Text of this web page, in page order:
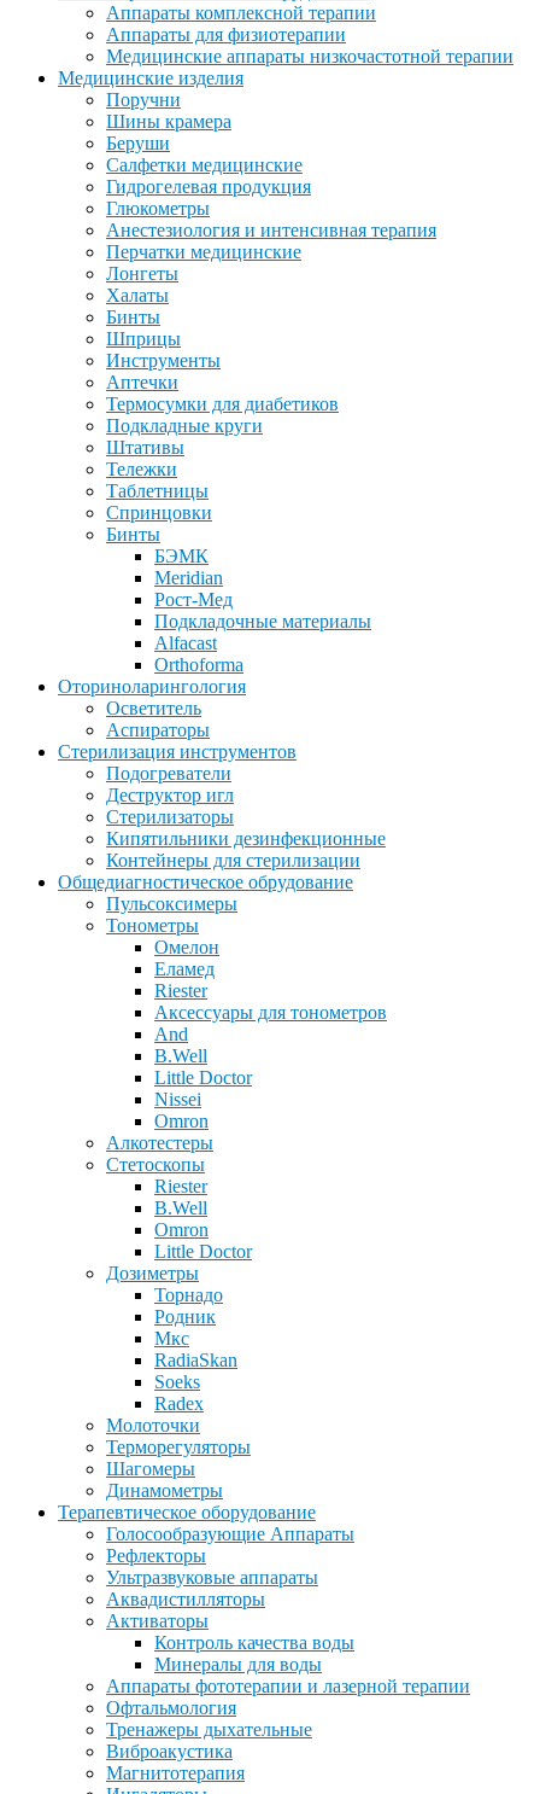
Аппараты комплексной терапии
Аппараты для физиотерапии
Медицинские аппараты низкочастотной терапии
Медицинские изделия
Поручни
Шины крамера
Беруши
Салфетки медицинские
Гидрогелевая продукция
Глюкометры
Анестезиология и интенсивная терапия
Перчатки медицинские
Лонгеты
Халаты
Бинты
Шприцы
Инструменты
Аптечки
Термосумки для диабетиков
Подкладные круги
Штативы
Тележки
Таблетницы
Спринцовки
Бинты
БЭМК
Meridian
Рост-Мед
Подкладочные материалы
Alfacast
Orthoforma
Оториноларингология
Осветитель
Аспираторы
Стерилизация инструментов
Подогреватели
Деструктор игл
Стерилизаторы
Кипятильники дезинфекционные
Контейнеры для стерилизации
Общедиагностическое обрудование
Пульсоксимеры
Тонометры
Омелон
Еламед
Riester
Аксессуары для тонометров
And
B.Well
Little Doctor
Nissei
Omron
Алкотестеры
Стетоскопы
Riester
B.Well
Omron
Little Doctor
Дозиметры
Торнадо
Родник
Мкс
RadiaSkan
Soeks
Radex
Молоточки
Терморегуляторы
Шагомеры
Динамометры
Терапевтическое оборудование
Голосообразующие Аппараты
Рефлекторы
Ультразвуковые аппараты
Аквадистилляторы
Активаторы
Контроль качества воды
Минералы для воды
Аппараты фототерапии и лазерной терапии
Офтальмология
Тренажеры дыхательные
Виброакустика
Магнитотерапия